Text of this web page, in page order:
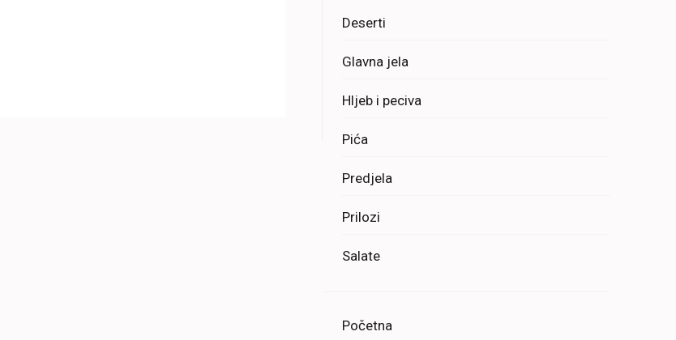
Deserti
Glavna jela
Hljeb i peciva
Pića
Predjela
Prilozi
Salate
Početna